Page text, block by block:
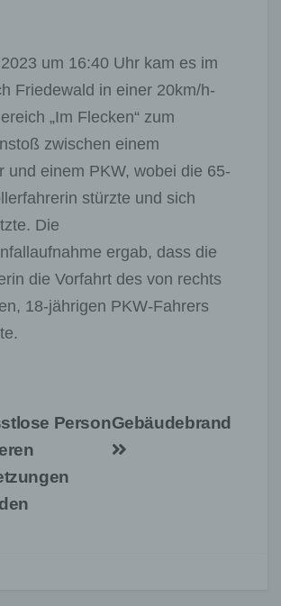
um 16:40 Uhr kam es im
Friedewald in einer 20km/h-
„Im Flecken“ zum
zwischen einem
und einem PKW, wobei die 65-
stürzte und sich
Die
ergab, dass die
die Vorfahrt des von rechts
18-jährigen PKW-Fahrers
Gebäudebrand
Person